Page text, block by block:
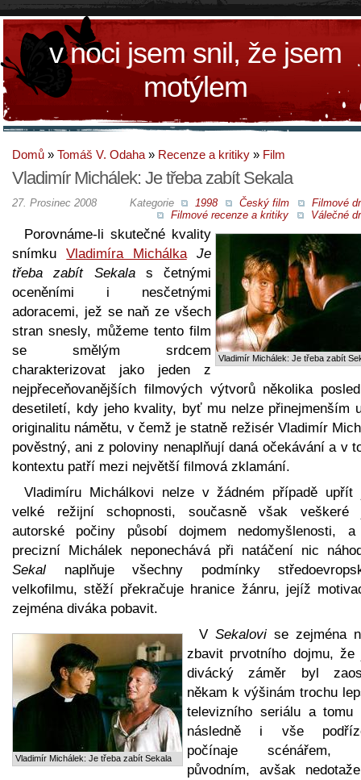
v noci jsem snil, že jsem
motýlem
Domů » Tomáš V. Odaha » Recenze a kritiky » Film
Vladimír Michálek: Je třeba zabít Sekala
Kategorie 1998 Český film
Filmové
Filmové recenze a kritiky
Válečné
27. Prosinec 2008
Vladimír Michálek: Je třeba zabít
Porovnáme-li skutečné kvality
snímku Vladimíra Michálka
Je
třeba zabít Sekalas četnými
oceněními i nesčetnými
adoracemi, jež se naň ze všech
stran snesly, můžeme tento film
se smělým srdcem
charakterizovat jako jeden z
nejpřeceňovanějších filmových výtvorů několika
desetiletí, kdy jeho kvality, byť mu nelze přinejmenším
originalitu námětu, v čemž je statně režisér Vladimír
pověstný, ani z poloviny nenaplňují daná očekávání a v
kontextu patří mezi největší filmová zklamání.
Vladimíru Michálkovi nelze v žádném případě upřít
velké režijní schopnosti, současně však veškeré
autorské počiny působí dojmem nedomyšlenosti,
precizní Michálek neponechává při natáčení nic
Sekal naplňuje všechny podmínky
velkofilmu, stěží překračuje hranice žánru, jejíž
zejména diváka pobavit.
Vladimír Michálek: Je třeba zabít Sekala
V Sekalovi se zejména
zbavit prvotního dojmu, že
divácký záměr byl
někam k výšinám trochu
televizního seriálu a tomu
následně i vše
počínaje scénářem,
původním, avšak